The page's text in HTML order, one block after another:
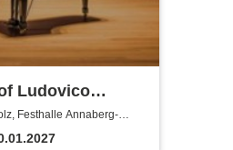
Ludovico
- Ludovico
Festhalle Annaberg-